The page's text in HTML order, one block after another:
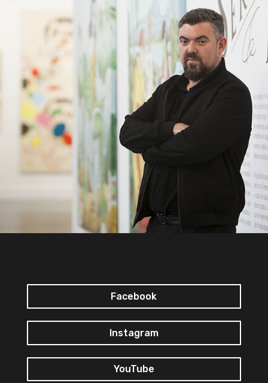
Facebook
Instagram
YouTube